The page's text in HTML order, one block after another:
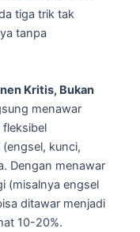
tiga trik tak
tanpa
Kritis, Bukan
menawar
fleksibel
kunci,
Dengan menawar
(misalnya engsel
ditawar menjadi
10-20%.